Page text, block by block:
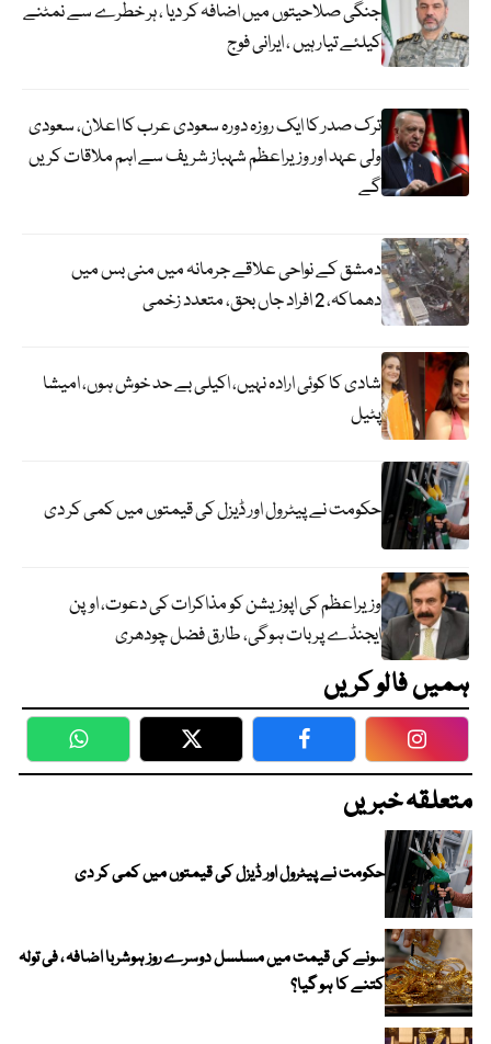
جنگی صلاحیتوں میں اضافہ کر دیا ، ہر خطرے سے نمٹنے
کیلئے تیار ہیں ، ایرانی فوج
ترک صدر کا ایک روزہ دورہ سعودی عرب کا اعلان، سعودی
ولی عہد اور وزیراعظم شہباز شریف سے اہم ملاقات کریں
گے
دمشق کے نواحی علاقے جرمانہ میں منی بس میں
دھماکہ، 2 افراد جاں بحق، متعدد زخمی
شادی کا کوئی ارادہ نہیں، اکیلی بے حد خوش ہوں، امیشا
پٹیل
حکومت نے پیٹرول اور ڈیزل کی قیمتوں میں کمی کر دی
وزیراعظم کی اپوزیشن کو مذاکرات کی دعوت، اوپن
ایجنڈے پر بات ہوگی، طارق فضل چودھری
ہمیں فالو کریں
WhatsApp Twitter Facebook
متعلقہ خبریں
حکومت نے پیٹرول اور ڈیزل کی قیمتوں میں کمی کر دی
سونے کی قیمت میں مسلسل دوسرے روز ہوشربا اضافہ ، فی تولہ
کتنے کا ہو گیا؟